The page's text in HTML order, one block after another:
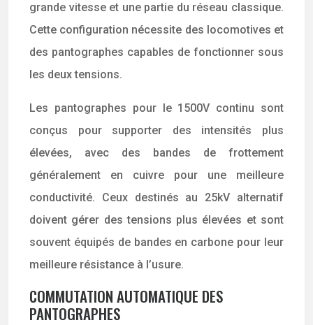
grande vitesse et une partie du réseau classique.
Cette configuration nécessite des locomotives et
des pantographes capables de fonctionner sous
les deux tensions.
Les pantographes pour le 1500V continu sont
conçus pour supporter des intensités plus
élevées, avec des bandes de frottement
généralement en cuivre pour une meilleure
conductivité. Ceux destinés au 25kV alternatif
doivent gérer des tensions plus élevées et sont
souvent équipés de bandes en carbone pour leur
meilleure résistance à l’usure.
COMMUTATION AUTOMATIQUE DES
PANTOGRAPHES